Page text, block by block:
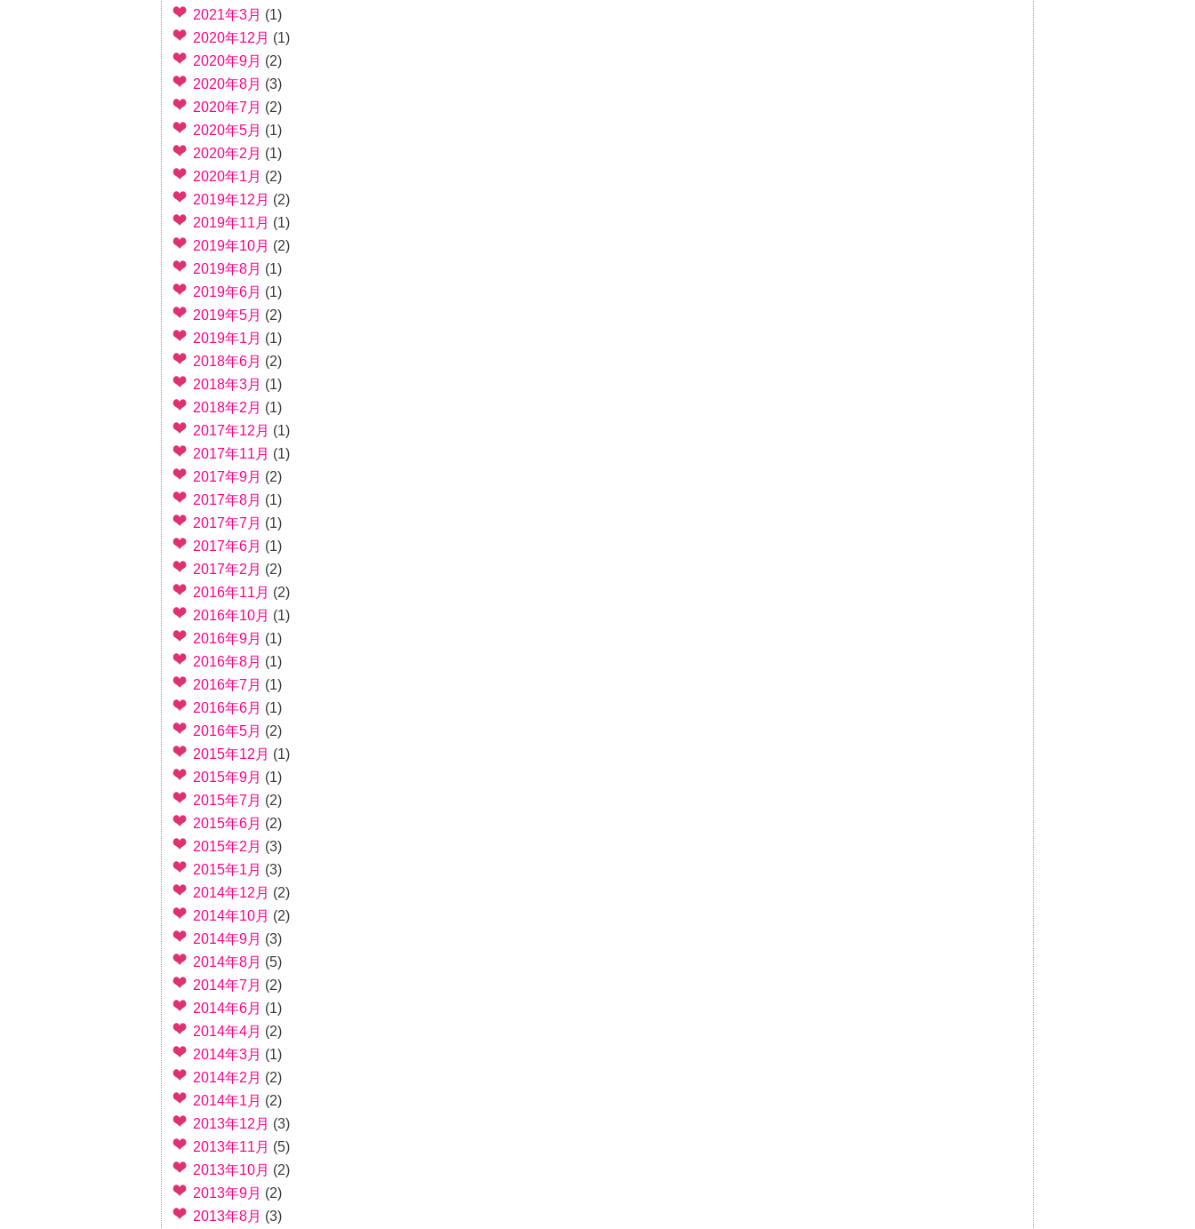
2021年3月 (1)
2020年12月 (1)
2020年9月 (2)
2020年8月 (3)
2020年7月 (2)
2020年5月 (1)
2020年2月 (1)
2020年1月 (2)
2019年12月 (2)
2019年11月 (1)
2019年10月 (2)
2019年8月 (1)
2019年6月 (1)
2019年5月 (2)
2019年1月 (1)
2018年6月 (2)
2018年3月 (1)
2018年2月 (1)
2017年12月 (1)
2017年11月 (1)
2017年9月 (2)
2017年8月 (1)
2017年7月 (1)
2017年6月 (1)
2017年2月 (2)
2016年11月 (2)
2016年10月 (1)
2016年9月 (1)
2016年8月 (1)
2016年7月 (1)
2016年6月 (1)
2016年5月 (2)
2015年12月 (1)
2015年9月 (1)
2015年7月 (2)
2015年6月 (2)
2015年2月 (3)
2015年1月 (3)
2014年12月 (2)
2014年10月 (2)
2014年9月 (3)
2014年8月 (5)
2014年7月 (2)
2014年6月 (1)
2014年4月 (2)
2014年3月 (1)
2014年2月 (2)
2014年1月 (2)
2013年12月 (3)
2013年11月 (5)
2013年10月 (2)
2013年9月 (2)
2013年8月 (3)